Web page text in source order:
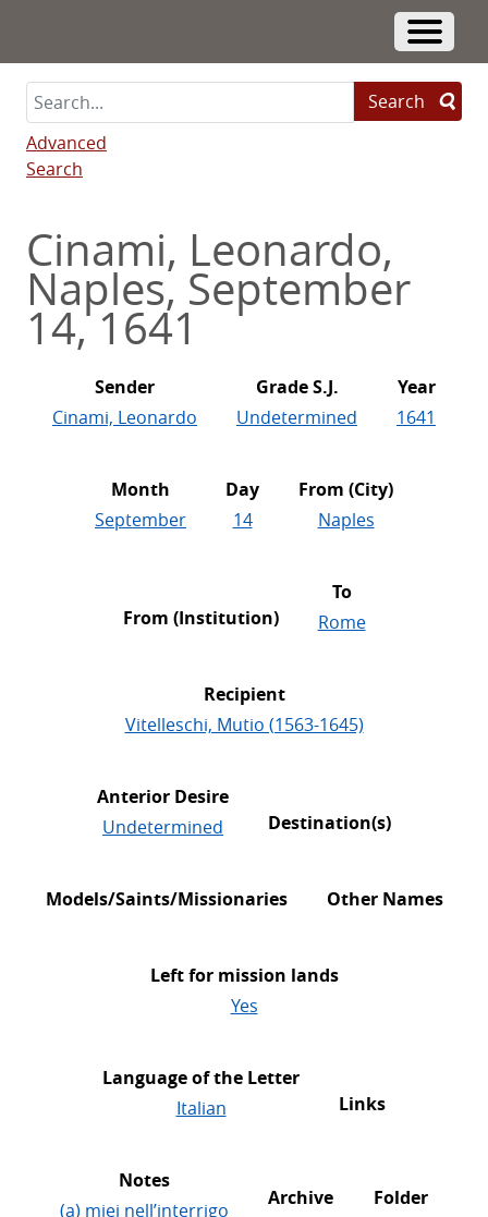
main
content
Toggle
Search
Advanced
Search
Cinami, Leonardo,
Naples, September
14, 1641
Sender
Cinami, Leonardo
Grade S.J.
Undetermined
Year
1641
Month
September
Day
14
From (City)
Naples
From (Institution)
To
Rome
Recipient
Vitelleschi, Mutio (1563-1645)
Anterior Desire
Undetermined
Destination(s)
Models/Saints/Missionaries Other Names
Left for mission lands
Yes
Language of the Letter
Italian
Links
Notes
(a) miei nell’interrigo
Archive
Folder